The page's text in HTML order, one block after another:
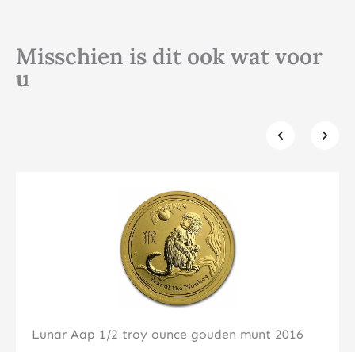
Misschien is dit ook wat voor
u
Lunar Aap 1/2 troy ounce gouden munt 2016
Klik hier